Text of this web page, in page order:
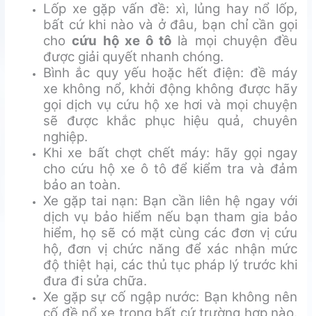
Lốp xe gặp vấn đề: xì, lủng hay nổ lốp,
bất cứ khi nào và ở đâu, bạn chỉ cần gọi
chocứu hộ xe ô tô là mọi chuyện đều
được giải quyết nhanh chóng.
Bình ắc quy yếu hoặc hết điện: đề máy
xe không nổ, khởi động không được hãy
gọi dịch vụ cứu hộ xe hơi và mọi chuyện
sẽ được khắc phục hiệu quả, chuyên
nghiệp.
Khi xe bất chợt chết máy: hãy gọi ngay
cho cứu hộ xe ô tô để kiểm tra và đảm
bảo an toàn.
Xe gặp tai nạn: Bạn cần liên hệ ngay với
dịch vụ bảo hiểm nếu bạn tham gia bảo
hiểm, họ sẽ có mặt cùng các đơn vị cứu
hộ, đơn vị chức năng để xác nhận mức
độ thiệt hại, các thủ tục pháp lý trước khi
đưa đi sửa chữa.
Xe gặp sự cố ngập nước: Bạn không nên